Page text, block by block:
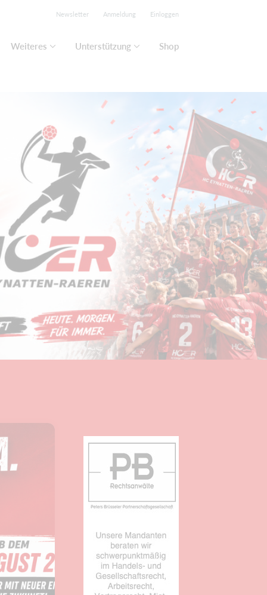
Newsletter Anmeldung Einloggen
Weiteres Unterstützung Shop